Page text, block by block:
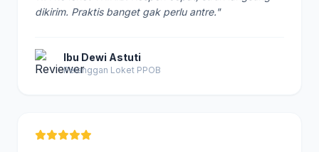
dikirim. Praktis banget gak perlu antre."
Ibu Dewi Astuti
Pelanggan Loket PPOB